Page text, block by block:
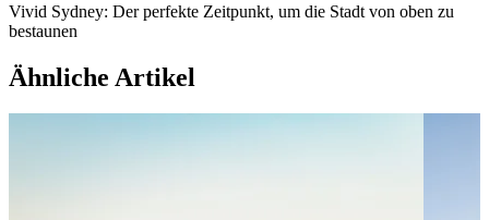
Vivid Sydney: Der perfekte Zeitpunkt, um die Stadt von oben zu
bestaunen
Ähnliche Artikel